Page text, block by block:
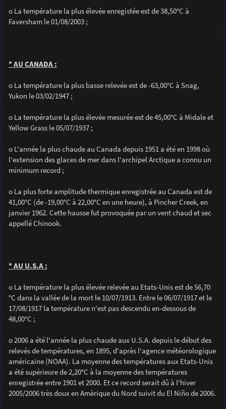
o La température la plus élevée enregistée est de 38,50°C à
Faversham le 01/08/2003 ;
* AU CANADA :
o La température la plus basse relevée est de -63,00°C à Snag,
Yukon le 03/02/1947 ;
o La température la plus élevée mesurée est de 45,00°C à Midale et
Yellow Grass le 05/07/1937 ;
o L'année la plus chaude au Canada depuis 1951 a été en 1998 où
l'extension des glaces de mer dans l'archipel Arctique a connu un
minimum record ;
o La plus forte amplitude thermique enregistrée au Canada est de
41,00°C (de -19,00°C à 22,00°C en une heure), à Pincher Creek, en
janvier 1962. Cette hausse fut provoquée par un vent chaud et sec
appellé Chinook.
* AU U.S.A :
o La température la plus élevée relevée au Etats-Unis est de 56,70
°C dans la vallée de la mort le 10/07/1913. Entre le 06/07/1917 et le
17/08/1917 la température n'est pas descendu en-dessous de
48,00°C ;
o 2006 a été l'année la plus chaude aux U.S.A. depuis le début des
relevés de températures, en 1895, d'après l'agence météorologique
américaine (NOAA). La moyenne des températures aux Etats-Unis
a été supérieure de 2,20°C à la moyenne des températures
enregistrée entre 1901 et 2000. Et ce record serait dû à l'hiver
2005/2006 très doux en Amèrique du Nord suivit du El Niño de 2006.